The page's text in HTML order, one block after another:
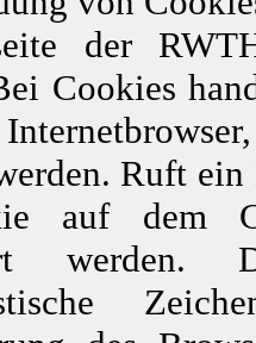
der
Cookies
Ruft ein
auf dem